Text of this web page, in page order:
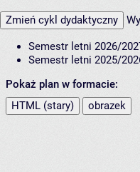
Zmień cykl dydaktyczny
Semestr letni 2026/
Semestr letni 2025/
Pokaż plan w formacie:
HTML (stary)
obrazek